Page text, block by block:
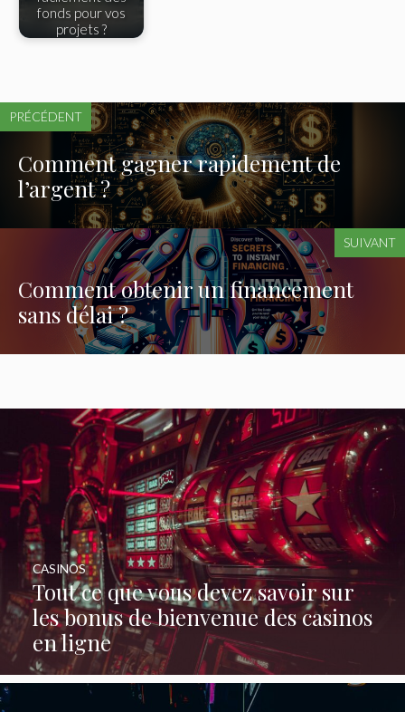
fonds pour vos
projets ?
PRÉCÉDENT
Comment gagner rapidement de
l’argent ?
SUIVANT
Comment obtenir un financement
sans délai ?
Tout ce que vous devez savoir sur
les bonus de bienvenue des casinos
en ligne
CASINOS